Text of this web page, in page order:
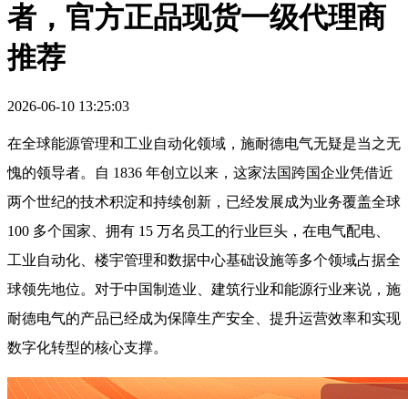
者，官方正品现货一级代理商
推荐
2026-06-10 13:25:03
在全球能源管理和工业自动化领域，施耐德电气无疑是当之无
愧的领导者。自 1836 年创立以来，这家法国跨国企业凭借近
两个世纪的技术积淀和持续创新，已经发展成为业务覆盖全球
100 多个国家、拥有 15 万名员工的行业巨头，在电气配电、
工业自动化、楼宇管理和数据中心基础设施等多个领域占据全
球领先地位。对于中国制造业、建筑行业和能源行业来说，施
耐德电气的产品已经成为保障生产安全、提升运营效率和实现
数字化转型的核心支撑。